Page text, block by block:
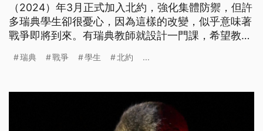
（2024）年3月正式加入北約，強化集體防禦，但許
多瑞典學生卻很憂心，因為這樣的改變，似乎意味著
戰爭即將到來。有瑞典教師就設計一門課，希望教導
情。
瑞典 戰爭 學生 北約 ...